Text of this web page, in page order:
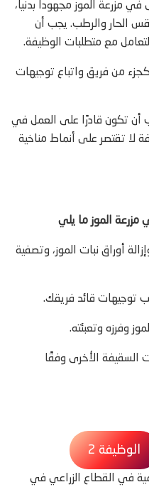
في مزرعة الموز مجهوداً بدنياً،
الحار والرطب. يجب أن
مع متطلبات الوظيفة.
من فريق واتباع توجيهات
أن تكون قادرًا على العمل في
لا تقتصر على أنماط مناخية
الموز ما يلي
أوراق نبات الموز، وتصفية
توجيهات قائد فريقك.
وفرزه وتعبئته.
السقيفة الأخرى وفقًا
الوظيفة 2
في القطاع الزراعي في